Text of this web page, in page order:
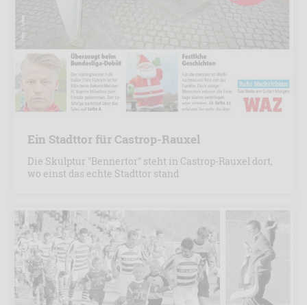
Ein Stadttor für Castrop-Rauxel
Die Skulptur "Bennertor" steht in Castrop-Rauxel dort,
wo einst das echte Stadttor stand